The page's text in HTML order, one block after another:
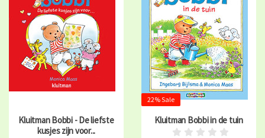
Kluitman Bobbi - De liefste
kusjes zijn voor...
22% Sale
Kluitman Bobbi in de tuin